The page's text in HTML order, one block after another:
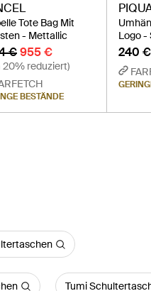
Tote Bag Mit
- Mettallic
€ 955 €
20% reduziert)
BESTÄNDE
Logo -
240 €
Tumi